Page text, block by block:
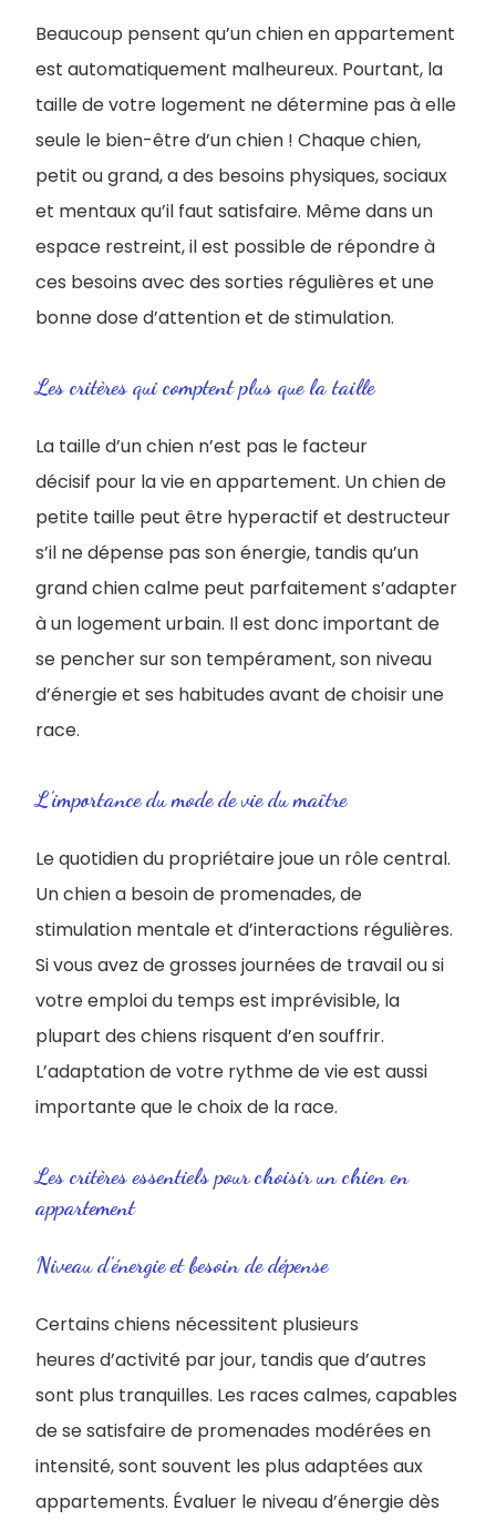
Beaucoup pensent qu’un chien en appartement
est automatiquement malheureux. Pourtant, la
taille de votre logement ne détermine pas à elle
seule le bien-être d’un chien ! Chaque chien,
petit ou grand, a des besoins physiques, sociaux
et mentaux qu’il faut satisfaire. Même dans un
espace restreint, il est possible de répondre à
ces besoins avec des sorties régulières et une
bonne dose d’attention et de stimulation.
Les critères qui comptent plus que la taille
La taille d’un chien n’est pas le facteur
décisif pour la vie en appartement. Un chien de
petite taille peut être hyperactif et destructeur
s’il ne dépense pas son énergie, tandis qu’un
grand chien calme peut parfaitement s’adapter
à un logement urbain. Il est donc important de
se pencher sur son tempérament, son niveau
d’énergie et ses habitudes avant de choisir une
race.
L’importance du mode de vie du maître
Le quotidien du propriétaire joue un rôle central.
Un chien a besoin de promenades, de
stimulation mentale et d’interactions régulières.
Si vous avez de grosses journées de travail ou si
votre emploi du temps est imprévisible, la
plupart des chiens risquent d’en souffrir.
L’adaptation de votre rythme de vie est aussi
importante que le choix de la race.
Les critères essentiels pour choisir un chien en
appartement
Niveau d’énergie et besoin de dépense
Certains chiens nécessitent plusieurs
heures d’activité par jour, tandis que d’autres
sont plus tranquilles. Les races calmes, capables
de se satisfaire de promenades modérées en
intensité, sont souvent les plus adaptées aux
appartements. Évaluer le niveau d’énergie dès